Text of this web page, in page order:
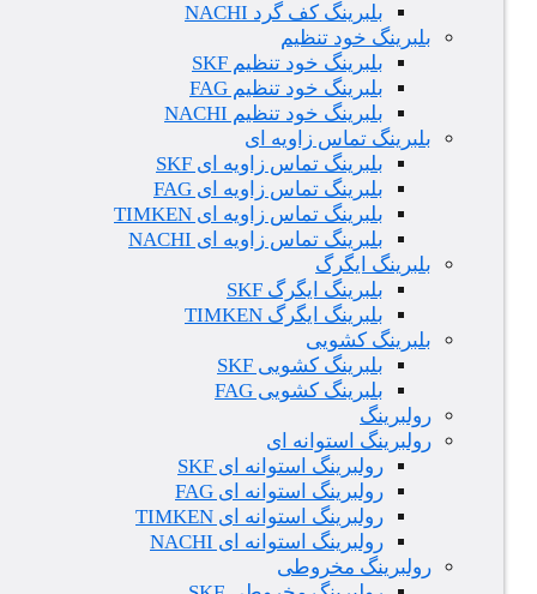
بلبرینگ کف گرد NACHI
بلبرینگ خود تنظیم
بلبرینگ خود تنظیم SKF
بلبرینگ خود تنظیم FAG
بلبرینگ خود تنظیم NACHI
بلبرینگ تماس زاویه ای
بلبرینگ تماس زاویه ای SKF
بلبرینگ تماس زاویه ای FAG
بلبرینگ تماس زاویه ای TIMKEN
بلبرینگ تماس زاویه ای NACHI
بلبرینگ ایگرگ
بلبرینگ ایگرگ SKF
بلبرینگ ایگرگ TIMKEN
بلبرینگ کشویی
بلبرینگ کشویی SKF
بلبرینگ کشویی FAG
رولبرینگ
رولبرینگ استوانه ای
رولبرینگ استوانه ای SKF
رولبرینگ استوانه ای FAG
رولبرینگ استوانه ای TIMKEN
رولبرینگ استوانه ای NACHI
رولبرینگ مخروطی